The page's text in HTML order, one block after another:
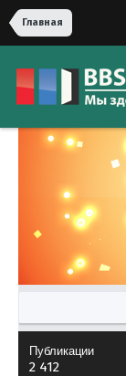
Главная
Публикации
2 412